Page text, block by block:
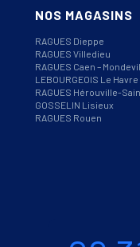
NOS MAGASINS
RAGUES Dieppe
RAGUES Villedieu
RAGUES Caen –
LEBOURGEOIS Le Havre
RAGUES Hérouville-
GOSSELIN Lisieux
RAGUES Rouen